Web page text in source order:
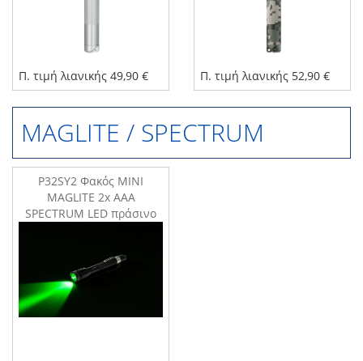
Π. τιμή λιανικής 49,90 € Π. τιμή λιανικής 52,90 €
MAGLITE / SPECTRUM
P32SY2 Φακός MINI
MAGLITE 2x AAA
SPECTRUM LED πράσινο